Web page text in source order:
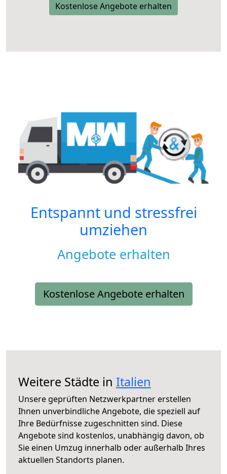
Kostenlose Angebote erhalten
Entspannt und stressfrei
umziehen
Angebote erhalten
Kostenlose Angebote erhalten
Weitere Städte in Italien
Unsere geprüften Netzwerkpartner erstellen
Ihnen unverbindliche Angebote, die speziell auf
Ihre Bedürfnisse zugeschnitten sind. Diese
Angebote sind kostenlos, unabhängig davon, ob
Sie einen Umzug innerhalb oder außerhalb Ihres
aktuellen Standorts planen.